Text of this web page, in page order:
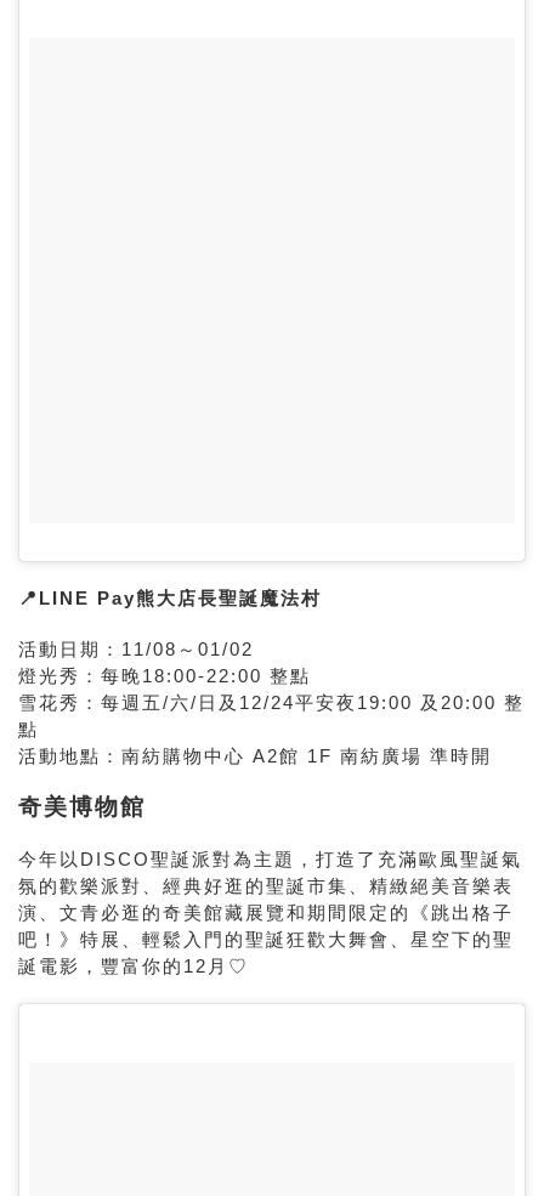
📍LINE Pay熊大店長聖誕魔法村
活動日期：11/08～01/02
燈光秀：每晚18:00-22:00 整點
雪花秀：每週五/六/日及12/24平安夜19:00 及20:00 整
點
活動地點：南紡購物中心 A2館 1F 南紡廣場 準時開
奇美博物館
今年以DISCO聖誕派對為主題，打造了充滿歐風聖誕氣
氛的歡樂派對、經典好逛的聖誕市集、精緻絕美音樂表
演、文青必逛的奇美館藏展覽和期間限定的《跳出格子
吧！》特展、輕鬆入門的聖誕狂歡大舞會、星空下的聖
誕電影，豐富你的12月♡